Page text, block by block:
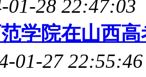
01-28 22:47:03
学院在山西
01-27 22:55:46